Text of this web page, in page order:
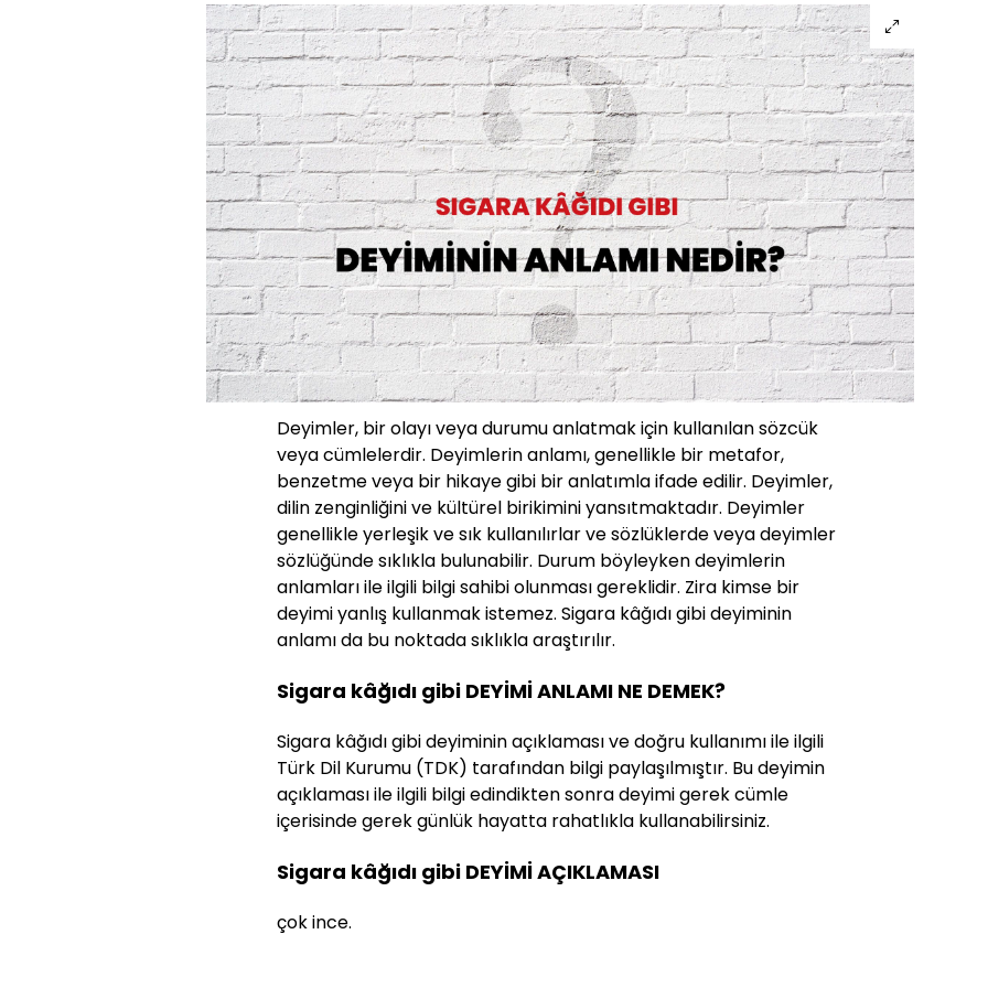
Deyimler, bir olayı veya durumu anlatmak için kullanılan sözcük
veya cümlelerdir. Deyimlerin anlamı, genellikle bir metafor,
benzetme veya bir hikaye gibi bir anlatımla ifade edilir. Deyimler,
dilin zenginliğini ve kültürel birikimini yansıtmaktadır. Deyimler
genellikle yerleşik ve sık kullanılırlar ve sözlüklerde veya deyimler
sözlüğünde sıklıkla bulunabilir. Durum böyleyken deyimlerin
anlamları ile ilgili bilgi sahibi olunması gereklidir. Zira kimse bir
deyimi yanlış kullanmak istemez. Sigara kâğıdı gibi deyiminin
anlamı da bu noktada sıklıkla araştırılır.
Sigara kâğıdı gibi DEYİMİ ANLAMI NE DEMEK?
Sigara kâğıdı gibi deyiminin açıklaması ve doğru kullanımı ile ilgili
Türk Dil Kurumu (TDK) tarafından bilgi paylaşılmıştır. Bu deyimin
açıklaması ile ilgili bilgi edindikten sonra deyimi gerek cümle
içerisinde gerek günlük hayatta rahatlıkla kullanabilirsiniz.
Sigara kâğıdı gibi DEYİMİ AÇIKLAMASI
çok ince.